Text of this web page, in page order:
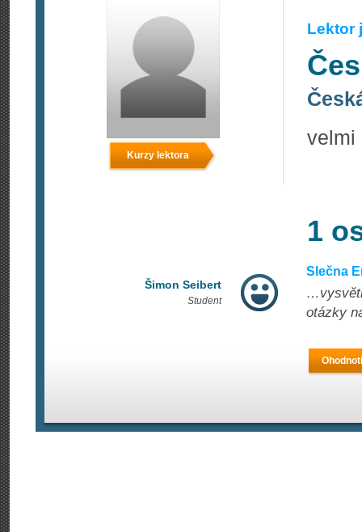
Kurzy lektora
Lektor
velmi
1
Šimon Seibert
Student
Slečna
otázky